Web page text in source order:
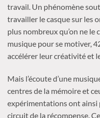
travail. Un phénomène
travailler le casque sur les
plus nombreux qu’on ne le
musique pour se motiver,
accélérer leur créativité et
Mais l’écoute d’une
centres de la mémoire et
expérimentations ont ainsi
circuit de la récompense.